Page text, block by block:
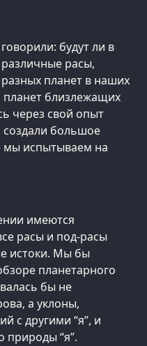
будут ли в
расы,
планет в наших
планет близлежащих
через свой опыт
создали большое
мы испытываем на
имеются
расы и под-расы
истоки. Мы бы
планетарного
бы не
а уклоны,
с другими “я”, и
природы “я”.